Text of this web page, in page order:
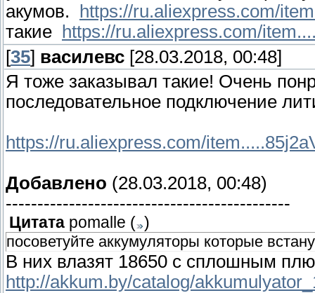
акумов.
https://ru.aliexpress.com/
такие
https://ru.aliexpress.com/
[35] василевс [28.03.2018, 00:48]
Я тоже заказывал такие! Очень
последовательное подключение
https://ru.aliexpress.com/
Добавлено (28.03.2018, 00:48)
---------------------------------------------
Цитата pomalle ( )
посоветуйте аккумуляторы которые
В них влазят 18650 с сплошным
http://akkum.by/catalog/